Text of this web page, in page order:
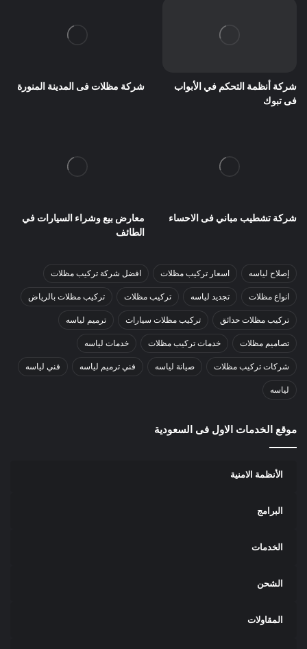
شركة أنظمة التحكم في الأبواب
فى تبوك
شركة مظلات فى المدينة المنورة
شركة تشطيب مباني فى الاحساء
معارض بيع وشراء السيارات في
الطائف
إصلاح لياسه اسعار تركيب مظلات افضل شركة تركيب مظلات
انواع مظلات تجديد لياسه تركيب مظلات تركيب مظلات بالرياض
تركيب مظلات حدائق تركيب مظلات سيارات ترميم لياسه
تصاميم مظلات خدمات تركيب مظلات خدمات لياسه
شركات تركيب مظلات صيانة لياسه فني ترميم لياسه فني لياسه
لياسه
موقع الخدمات الاول فى السعودية
الأنظمة الامنية
البرامج
الخدمات
الشحن
المقاولات